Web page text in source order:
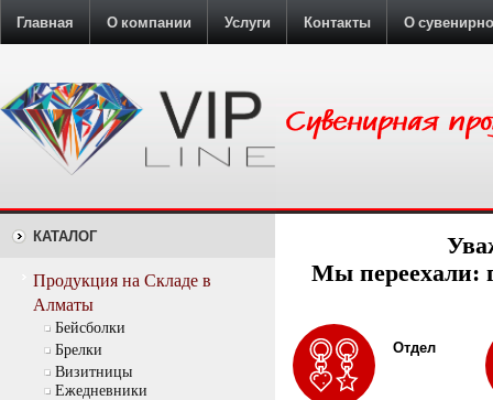
Главная О компании Услуги Контакты О
КАТАЛОГ
Продукция на Складе в
Алматы
Бейсболки
Брелки
Визитницы
Ежедневники
Мы переехали:
Отдел